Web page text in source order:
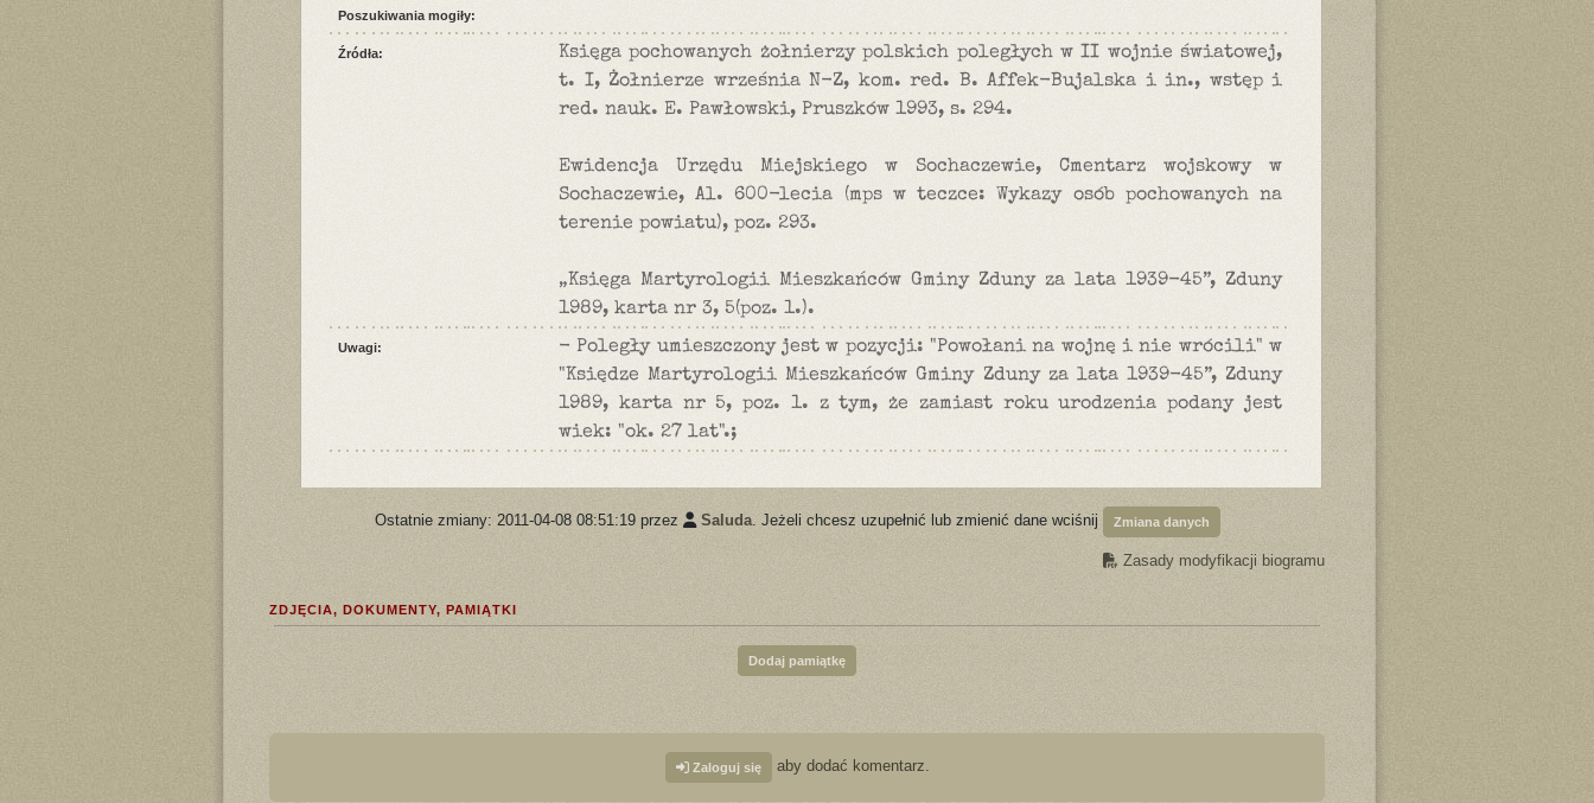
Poszukiwania mogiły:
Źródła:
Księga pochowanych żołnierzy polskich poległych w II wojnie światowej,
t. I, Żołnierze września N-Z, kom. red. B. Affek-Bujalska i in., wstęp i
red. nauk. E. Pawłowski, Pruszków 1993, s. 294.
Ewidencja Urzędu Miejskiego w Sochaczewie, Cmentarz wojskowy w
Sochaczewie, Al. 600-lecia (mps w teczce: Wykazy osób pochowanych na
terenie powiatu), poz. 293.
„Księga Martyrologii Mieszkańców Gminy Zduny za lata 1939-45”, Zduny
1989, karta nr 3, 5(poz. 1.).
Uwagi:
- Poległy umieszczony jest w pozycji: "Powołani na wojnę i nie wrócili" w
"Księdze Martyrologii Mieszkańców Gminy Zduny za lata 1939-45”, Zduny
1989, karta nr 5, poz. 1. z tym, że zamiast roku urodzenia podany jest
wiek: "ok. 27 lat".;
Ostatnie zmiany: 2011-04-08 08:51:19 przez Saluda. Jeżeli chcesz uzupełnić lub zmienić dane wciśnij Zmiana danych
Zasady modyfikacji biogramu
ZDJĘCIA, DOKUMENTY, PAMIĄTKI
Dodaj pamiątkę
Zaloguj się aby dodać komentarz.